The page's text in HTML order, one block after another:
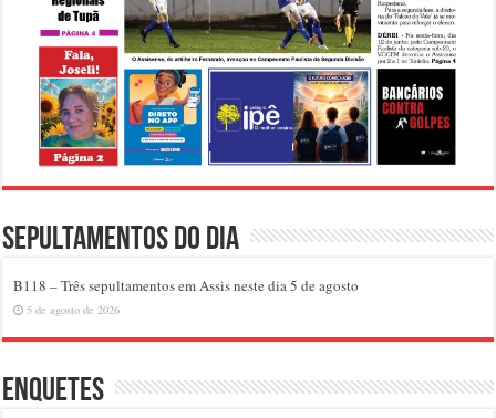
Sepultamentos do dia
B118 – Três sepultamentos em Assis neste dia 5 de agosto
5 de agosto de 2026
Enquetes